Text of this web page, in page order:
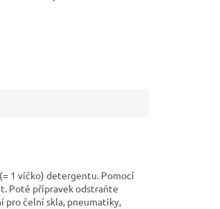
1 víčko) detergentu. Pomocí
Poté přípravek odstraňte
pro čelní skla, pneumatiky,